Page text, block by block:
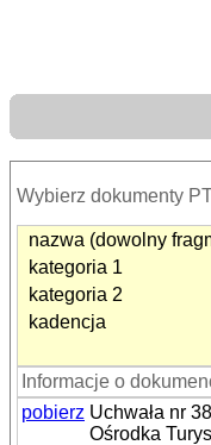
Wybierz dokumenty
nazwa (dowolny
kategoria 1
kategoria 2
kadencja
Informacje o
pobierz Uchwała nr
Ośrodka